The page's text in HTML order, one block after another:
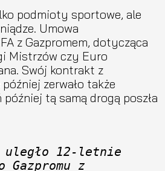
podmioty sportowe, ale
Umowa
z Gazpromem, dotycząca
Mistrzów czy Euro
Swój kontrakt z
zerwało także
tą samą drogą poszła
uległo 12-letnie
Gazpromu z